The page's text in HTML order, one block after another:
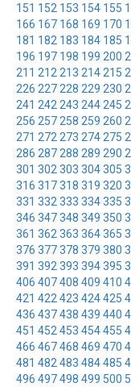
151 152 153 154 155
166 167 168 169 170
181 182 183 184 185
196 197 198 199 200
211 212 213 214 215
226 227 228 229 230
241 242 243 244 245
256 257 258 259 260
271 272 273 274 275
286 287 288 289 290
301 302 303 304305
316 317318 319 320
331 332 333 334335
346 347348 349 350
361 362 363 364365
376 377378 379 380
391 392 393 394395
406 407408 409 410
421 422 423 424425
436 437438 439 440
451 452 453 454455
466 467468 469 470
481 482 483 484485
496 497498 499 500